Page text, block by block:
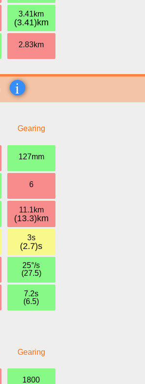
3.41km
(3.41)km
2.83km
i
Gearing
127mm
6
11.1km
(13.3)km
3s
(2.7)s
25°/s
(27.5)
7.2s
(6.5)
Gearing
1800